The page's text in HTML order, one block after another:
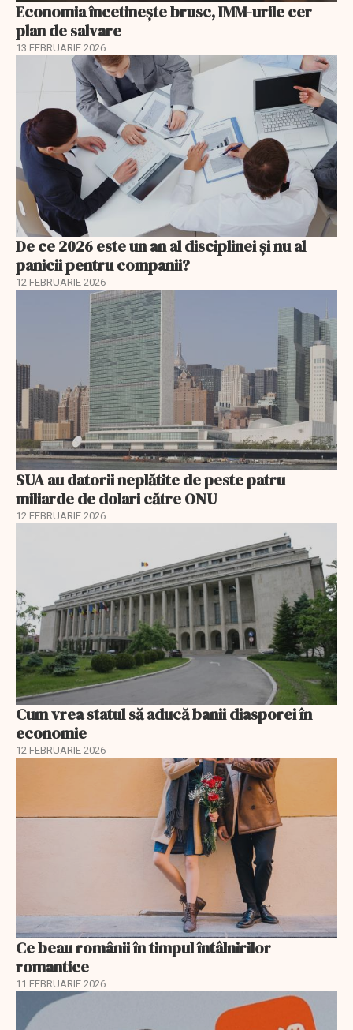
Economia încetinește brusc, IMM-urile cer
plan de salvare
13 FEBRUARIE 2026
De ce 2026 este un an al disciplinei și nu al
panicii pentru companii?
12 FEBRUARIE 2026
SUA au datorii neplătite de peste patru
miliarde de dolari către ONU
12 FEBRUARIE 2026
Cum vrea statul să aducă banii diasporei în
economie
12 FEBRUARIE 2026
Ce beau românii în timpul întâlnirilor
romantice
11 FEBRUARIE 2026